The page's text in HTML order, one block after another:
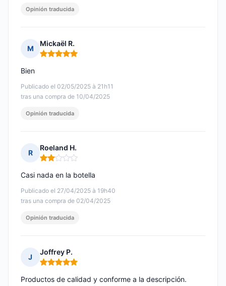
Opinión traducida
M
Mickaël R.
Nota: 5 de 5
Publicado el 02/05/2025 à 21h11
tras una compra de 10/04/2025
Bien
Opinión traducida
R
Roeland H.
Nota: 2 de 5
Publicado el 27/04/2025 à 19h40
tras una compra de 02/04/2025
Casi nada en la botella
Opinión traducida
J
Joffrey P.
Nota: 5 de 5
Productos de calidad y conforme a la descripción.